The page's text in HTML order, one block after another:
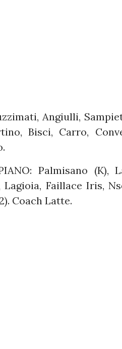
Angiulli,
Bisci, Carro,
Palmisano (K),
Lagioia, Faillace Iris,
Coach Latte.